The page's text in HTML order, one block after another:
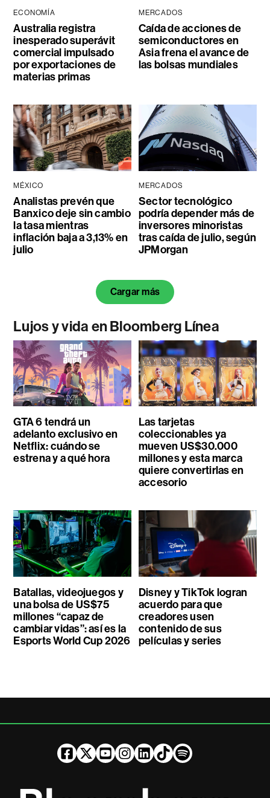
ECONOMÍA
Australia registra
inesperado superávit
comercial impulsado
por exportaciones de
materias primas
MERCADOS
Caída de acciones de
semiconductores en
Asia frena el avance de
las bolsas mundiales
MÉXICO
Analistas prevén que
Banxico deje sin cambio
la tasa mientras
inflación baja a 3,13% en
julio
MERCADOS
Sector tecnológico
podría depender más de
inversores minoristas
tras caída de julio, según
JPMorgan
Cargar más
Lujos y vida en Bloomberg Línea
GTA 6 tendrá un
adelanto exclusivo en
Netflix: cuándo se
estrena y a qué hora
Las tarjetas
coleccionables ya
mueven US$30.000
millones y esta marca
quiere convertirlas en
accesorio
Batallas, videojuegos y
una bolsa de US$75
millones “capaz de
cambiar vidas”: así es la
Esports World Cup 2026
Disney y TikTok logran
acuerdo para que
creadores usen
contenido de sus
películas y series